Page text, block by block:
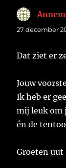
27 december
Dat ziet er
Jouw
Ik heb er
mij leuk om
én de
Groeten